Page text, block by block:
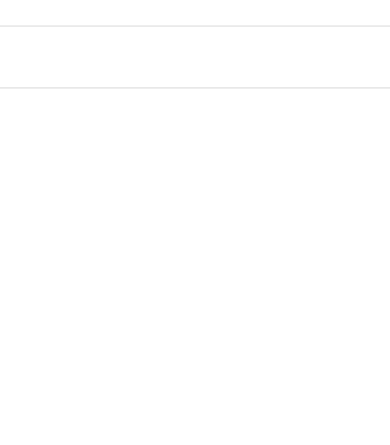
着家人去他们想去的地方旅行。成都包车
公司的简要介绍。